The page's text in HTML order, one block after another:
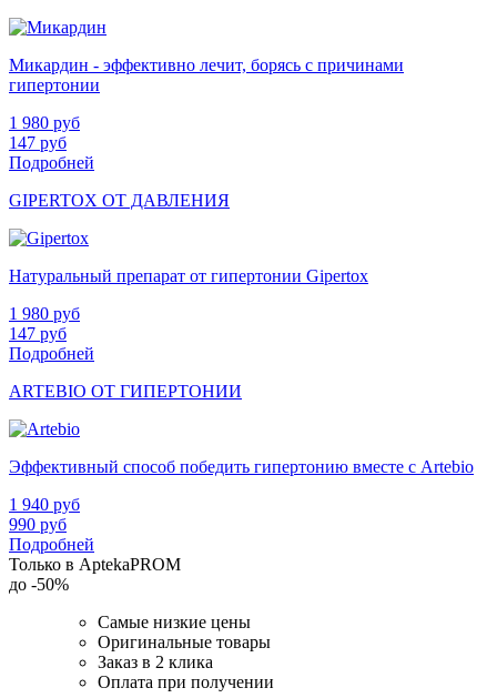
Микардин - эффективно лечит, борясь с причинами
гипертонии
1 980 руб
147 руб
Подробней
GIPERTOX ОТ ДАВЛЕНИЯ
Натуральный препарат от гипертонии Gipertox
1 980 руб
147 руб
Подробней
ARTEBIO ОТ ГИПЕРТОНИИ
Эффективный способ победить гипертонию вместе с Artebio
1 940 руб
990 руб
Подробней
Только в AptekaPROM
до -50%
Самые низкие цены
Оригинальные товары
Заказ в 2 клика
Оплата при получении